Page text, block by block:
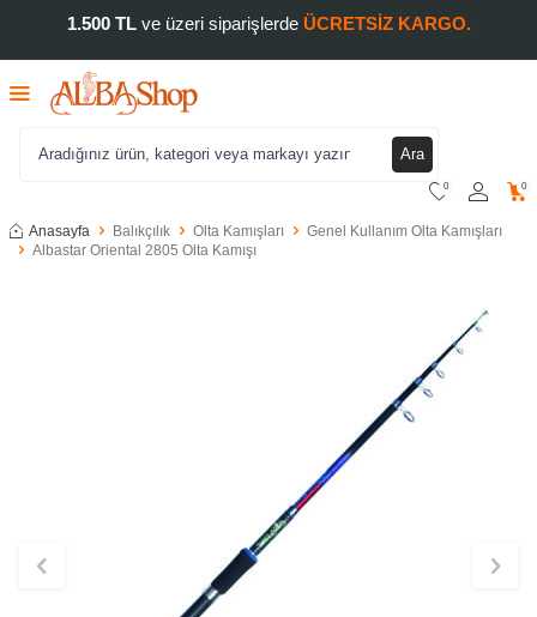
1.500 TLve üzeri siparişlerde ÜCRETSİZ KARGO.
Ara
0 0
Anasayfa Balıkçılık Olta Kamışları
Genel Kullanım Olta Kamışları
Albastar Oriental 2805 Olta Kamışı